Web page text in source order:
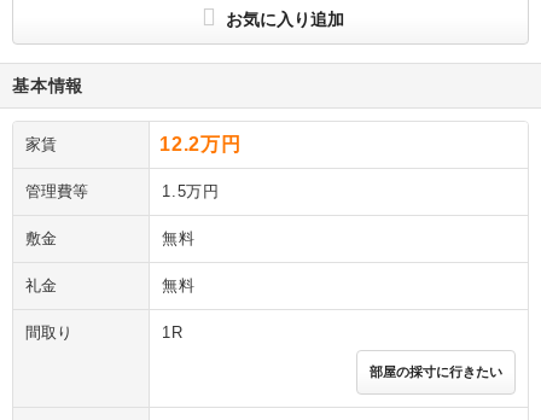
お気に入り追加
基本情報
家賃 12.2万円
管理費等 1.5万円
敷金 無料
礼金 無料
間取り 1R
部屋の採寸に行きたい